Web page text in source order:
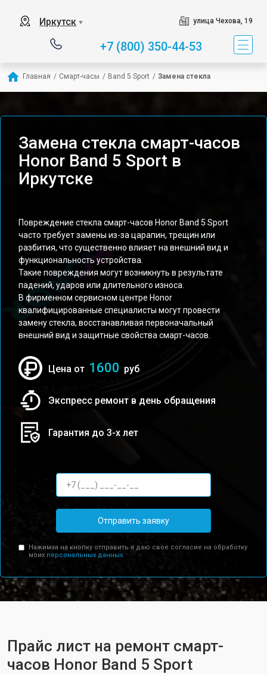
Иркутск ▼ улица Чехова, 19
+7 (800) 350-44-53
Главная / Смарт-часы / Band 5 Sport / Замена стекла
Замена стекла смарт-часов
Honor Band 5 Sport в
Иркутске
Повреждение стекла смарт-часов Honor Band 5 Sport
часто требует замены из-за царапин, трещин или
разбития, что существенно влияет на внешний вид и
функциональность устройства.
Такие повреждения могут возникнуть в результате
падений, ударов или длительного износа.
В фирменном сервисном центре Honor
квалифицированные специалисты могут провести
замену стекла, восстанавливая первоначальный
внешний вид и защитные свойства смарт-часов.
Цена от 1600 руб
Экспресс ремонт в день обращения
Гарантия до 3-х лет
Отправить заявку
Нажимая на кнопку отправить я даю свое согласие на обработку
моих персональных данных.
Прайс лист на ремонт смарт-
часов Honor Band 5 Sport